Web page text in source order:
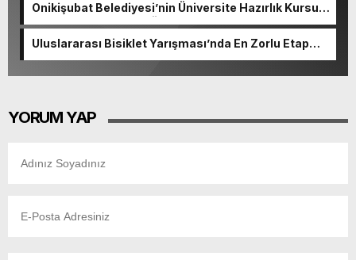
Onikişubat Belediyesi’nin Üniversite Hazırlık Kursu
başvurularında son gün 7 Ağustos.
Uluslararası Bisiklet Yarışması’nda En Zorlu Etap
YORUM YAP